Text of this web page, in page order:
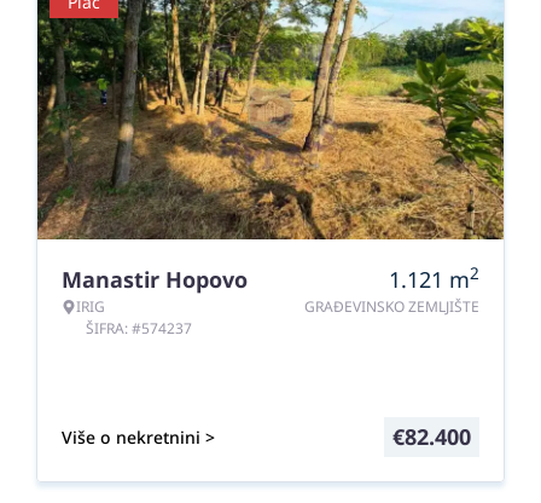
Manastir Hopovo
IRIG
ŠIFRA: #574237
1.121 m2
GRAĐEVINSKO ZEMLJIŠTE
Više o nekretnini > €82.400